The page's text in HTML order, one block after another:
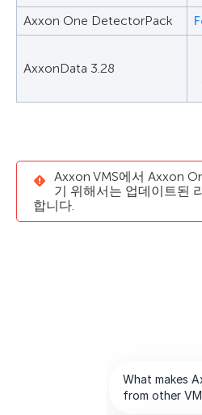
Axxon One DetectorPack
AxxonData 3.28
Axxon VMS에서 Axxon
기 위해서는 업데이트된
합니다.